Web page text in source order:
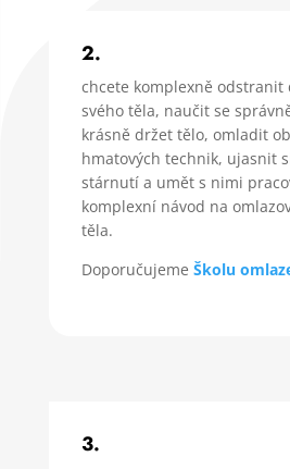
2.
chcete komplexně odstranit
svého těla, naučit se
krásně držet tělo, omladit
hmatových technik, ujasnit
stárnutí a umět s nimi
komplexní návod na
těla.
Doporučujeme Školu
3.